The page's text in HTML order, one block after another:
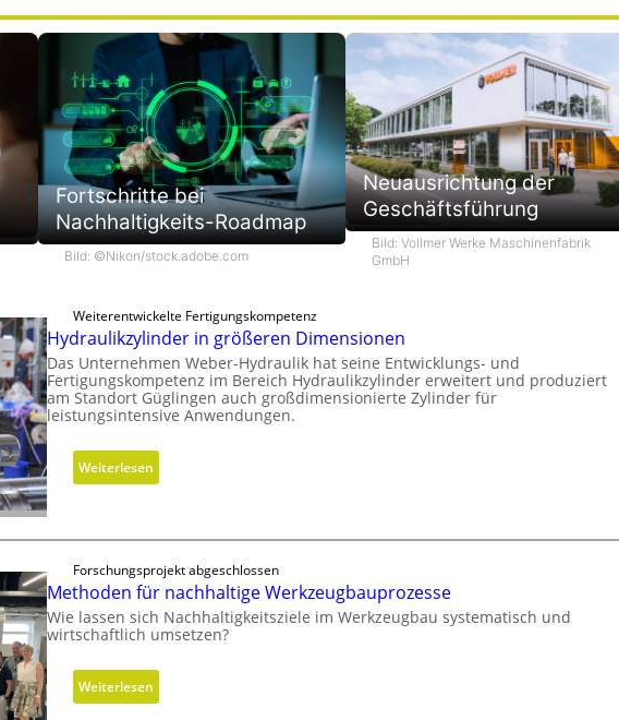
Fortschritte bei
Nachhaltigkeits-Roadmap
Bild: ©Nikon/stock.adobe.com
Neuausrichtung der
Geschäftsführung
Bild: Vollmer Werke Maschinenfabrik
GmbH
Weiterentwickelte Fertigungskompetenz
Hydraulikzylinder in größeren Dimensionen
Das Unternehmen Weber-Hydraulik hat seine Entwicklungs- und
Fertigungskompetenz im Bereich Hydraulikzylinder erweitert und produziert
am Standort Güglingen auch großdimensionierte Zylinder für
leistungsintensive Anwendungen.
Weiterlesen:
H
d
a
u
l
k
z
Forschungsprojekt abgeschlossen
Methoden für nachhaltige Werkzeugbauprozesse
Wie lassen sich Nachhaltigkeitsziele im Werkzeugbau systematisch und
wirtschaftlich umsetzen?
Weiterlesen:
M